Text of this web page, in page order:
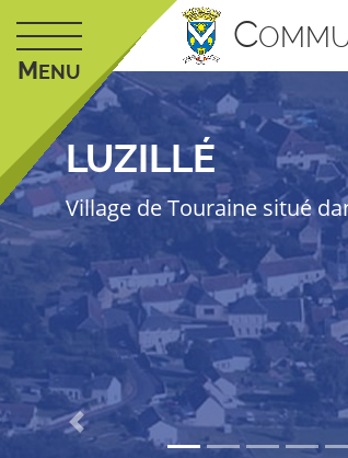
MENU
C
LUZILLÉ
Village de Touraine situé
Previous